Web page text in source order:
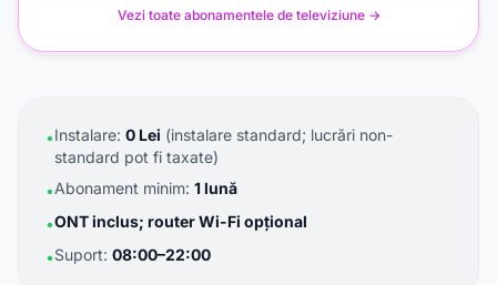
Vezi toate abonamentele de televiziune →
•Instalare: 0 Lei (instalare standard; lucrări non-
standard pot fi taxate)
•Abonament minim: 1 lună
•ONT inclus; router Wi-Fi opțional
•Suport: 08:00–22:00